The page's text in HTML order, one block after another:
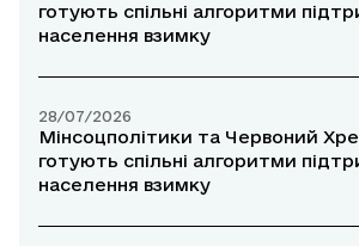
готують спільні алгоритми
населення взимку
28/07/2026
Мінсоцполітики та Червоний
готують спільні алгоритми
населення взимку